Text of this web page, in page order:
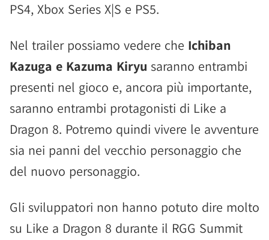
PS4, Xbox Series X|S e PS5.
Nel trailer possiamo vedere che Ichiban
Kazuga e Kazuma Kiryu saranno entrambi
presenti nel gioco e, ancora più importante,
saranno entrambi protagonisti di Like a
Dragon 8. Potremo quindi vivere le avventure
sia nei panni del vecchio personaggio che
del nuovo personaggio.
Gli sviluppatori non hanno potuto dire molto
su Like a Dragon 8 durante il RGG Summit